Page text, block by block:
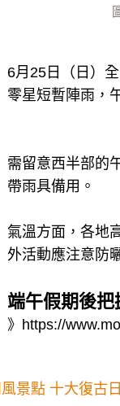
6月25日（日）
零星短暫陣雨，
需留意西半部的
帶雨具備用。
氣溫方面，各地
外活動應注意防
端午假期後
》 https://
景點 十大復古